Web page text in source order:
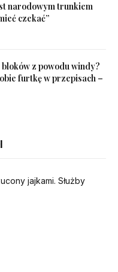
narodowym trunkiem
czekać”
z powodu windy?
furtkę w przepisach –